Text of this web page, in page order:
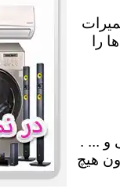
را
و ... .
هیچ